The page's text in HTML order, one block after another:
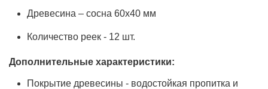
Древесина – сосна 60х40 мм
Количество реек - 12 шт.
Дополнительные характеристики:
Покрытие древесины - водостойкая пропитка и